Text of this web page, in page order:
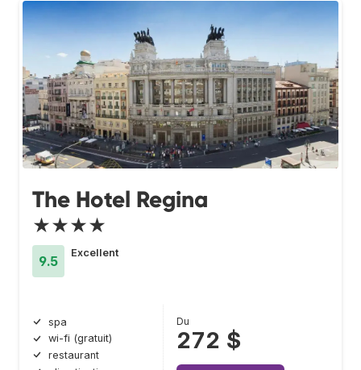
The Hotel Regina
★★★★
9.5
Excellent
spa
wi-fi (gratuit)
restaurant
Du
272 $